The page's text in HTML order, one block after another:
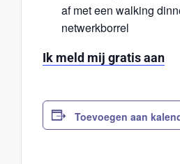
af met een walking
netwerkborrel
Ik meld mij gratis aan
Toevoegen aan